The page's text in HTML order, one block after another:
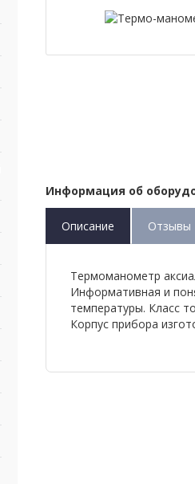
Информация об
Описание Отзывы
Термоманометр
Информативная и
температуры. Класс
Корпус прибора